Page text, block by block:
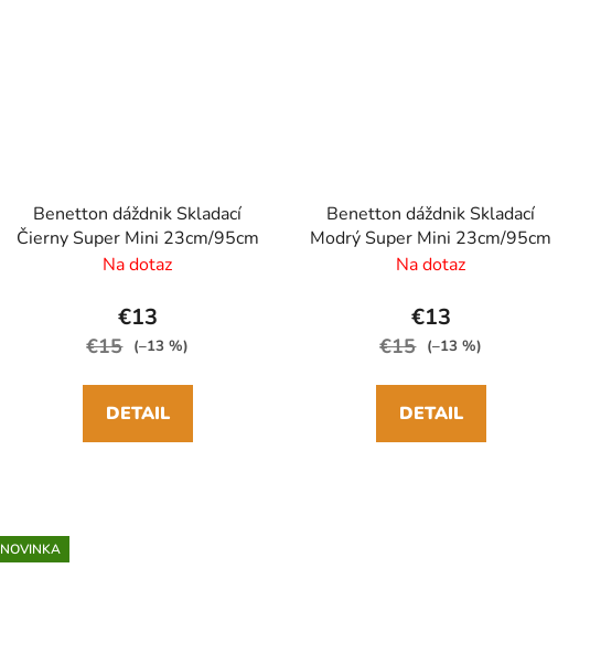
Benetton dáždnik Skladací
Čierny Super Mini 23cm/95cm
Na dotaz
€13
€15 (–13 %)
DETAIL
Benetton dáždnik Skladací
Modrý Super Mini 23cm/95cm
Na dotaz
€13
€15 (–13 %)
DETAIL
NOVINKA